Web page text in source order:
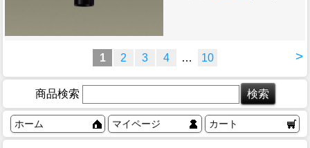
>
1 2 3 4 … 10
商品検索
ホーム マイページ カート